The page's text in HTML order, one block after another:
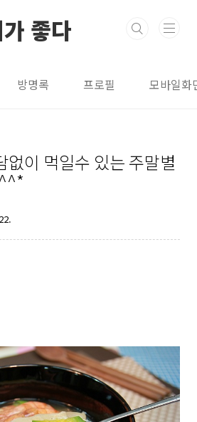
좋다
방명록 프로필 모바일화
없이 먹일수 있는 주말별